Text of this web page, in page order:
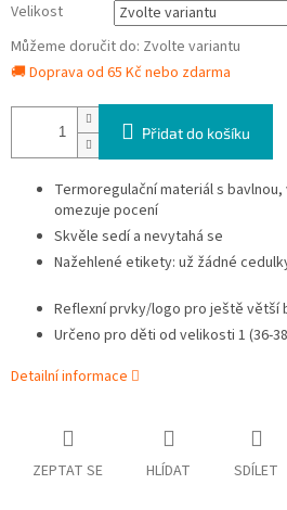
Velikost
Můžeme doručit do: Zvolte variantu
🚚 Doprava od 65 Kč nebo zdarma
Přidat do košíku
Termoregulační materiál s
omezuje pocení
Skvěle sedí a nevytahá se
Nažehlené etikety: už žádné
Reflexní prvky/logo pro ještě větší
Určeno pro děti od velikosti 1 (36-
Detailní informace
ZEPTAT SE HLÍDAT SDÍLET